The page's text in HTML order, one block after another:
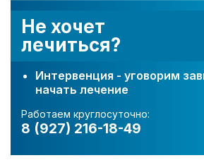
Не хочет
лечиться?
Интервенция - уговорим
начать лечение
Работаем круглосуточно:
8 (927) 216-18-49